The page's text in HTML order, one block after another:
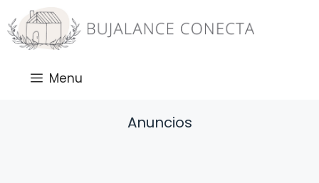
Saltar
al
contenido
Menu
Anuncios